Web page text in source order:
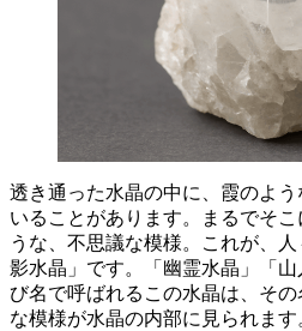
透き通った水晶の中に、霞のよ
いることがあります。
まるでそ
うな、不思議な模様。これが、
影水晶」です。「幽霊水晶」「
び名で呼ばれるこの水晶は、そ
な模様が水晶の内部に見られます